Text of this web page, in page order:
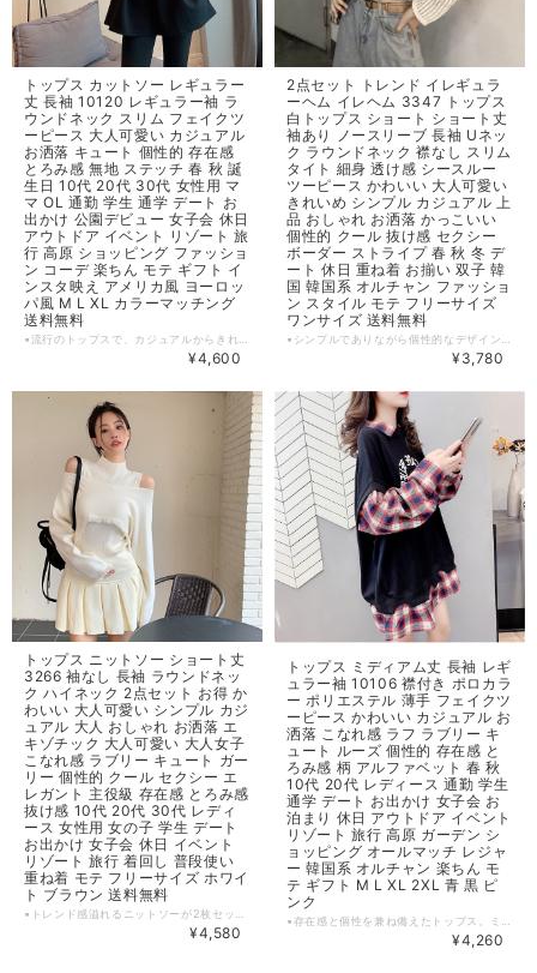
トップス カットソー レギュラー
丈 長袖 10120 レギュラー袖 ラ
ウンドネック スリム フェイクツ
ーピース 大人可愛い カジュアル
お洒落 キュート 個性的 存在感
とろみ感 無地 ステッチ 春 秋 誕
生日 10代 20代 30代 女性用 マ
マ OL 通勤 学生 通学 デート お
出かけ 公園デビュー 女子会 休日
アウトドア イベント リゾート 旅
行 高原 ショッピング ファッショ
ン コーデ 楽ちん モテ ギフト イ
ンスタ映え アメリカ風 ヨーロッ
パ風 M L XL カラーマッチング
送料無料
¥4,600
2点セット トレンド イレギュラ
ーヘム イレヘム 3347 トップス
白トップス ショート ショート丈
袖あり ノースリーブ 長袖 Uネッ
ク ラウンドネック 襟なし スリム
タイト 細身 透け感 シースルー
ツーピース かわいい 大人可愛い
きれいめ シンプル カジュアル 上
品 おしゃれ お洒落 かっこいい
個性的 クール 抜け感 セクシー
ボーダー ストライプ 春 秋 冬 デ
ート 休日 重ね着 お揃い 双子 韓
国 韓国系 オルチャン ファッショ
ン スタイル モテ フリーサイズ
ワンサイズ 送料無料
¥3,780
トップス ニットソー ショート丈
3266 袖なし 長袖 ラウンドネッ
ク ハイネック 2点セット お得 か
わいい 大人可愛い シンプル カジ
ュアル 大人 おしゃれ お洒落 エ
キゾチック 大人可愛い 大人女子
こなれ感 ラブリー キュート ガー
リー 個性的 クール セクシー エ
レガント 主役級 存在感 とろみ感
抜け感 10代 20代 30代 レディ
ース 女性用 女の子 学生 デート
お出かけ 女子会 休日 イベント
リゾート 旅行 着回し 普段使い
重ね着 モテ フリーサイズ ホワイ
ト ブラウン 送料無料
¥4,580
トップス ミディアム丈 長袖 レギ
ュラー袖 10106 襟付き ポロカラ
ー ポリエステル 薄手 フェイクツ
ーピース かわいい カジュアル お
洒落 こなれ感 ラフ ラブリー キ
ュート ルーズ 個性的 存在感 と
ろみ感 柄 アルファベット 春 秋
10代 20代 レディース 通勤 学生
通学 デート お出かけ 女子会 お
泊まり 休日 アウトドア イベント
リゾート 旅行 高原 ガーデン シ
ョッピング オールマッチ レジャ
ー 韓国系 オルチャン 楽ちん モ
テ ギフト M L XL 2XL 青 黒 ピ
ンク
¥4,260